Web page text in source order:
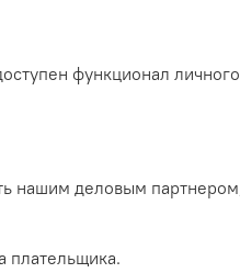
функционал личного
нашим деловым партнером,
плательщика.